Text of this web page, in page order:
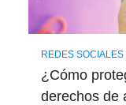
REDES SOCIALES
¿Cómo
derechos de